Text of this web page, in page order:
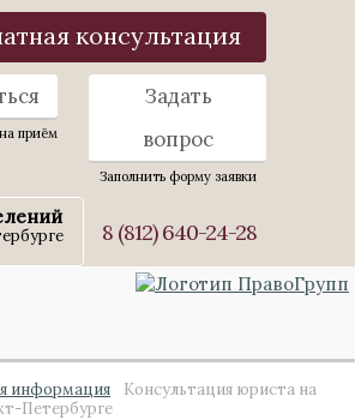
консультация
приём
Задать
вопрос
Заполнить форму заявки
8 (812) 640-24-28
информация
Консультация юриста на
Петербурге